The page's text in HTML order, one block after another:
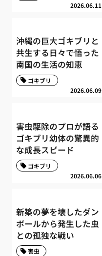
2026.06.11
沖縄の巨大ゴキブリと
共生する日々で悟った
南国の生活の知恵
2026.06.09
ゴキブリ
害虫駆除のプロが語る
ゴキブリ幼体の驚異的
な成長スピード
2026.06.06
ゴキブリ
新築の夢を壊したダン
ボールから発生した虫
との孤独な戦い
害虫